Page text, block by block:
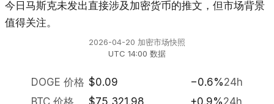
今日马斯克未发出直接涉及加密货币的推文，但市场背景
值得关注。
2026-04-20 加密市场快照
UTC 14:00 数据
DOGE 价格 $0.09 −0.6%24h